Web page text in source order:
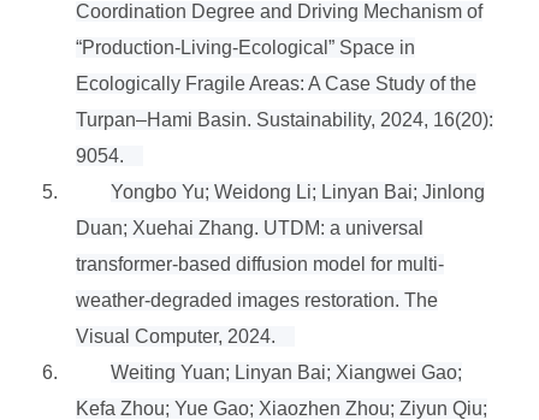
Coordination Degree and Driving Mechanism of
“Production-Living-Ecological” Space in
Ecologically Fragile Areas: A Case Study of the
Turpan–Hami Basin. Sustainability, 2024, 16(20):
9054.
5.
Yongbo Yu; Weidong Li; Linyan Bai; Jinlong
Duan; Xuehai Zhang. UTDM: a universal
transformer-based diffusion model for multi-
weather-degraded images restoration. The
Visual Computer, 2024.
6.
Weiting Yuan; Linyan Bai; Xiangwei Gao;
Kefa Zhou; Yue Gao; Xiaozhen Zhou; Ziyun Qiu;